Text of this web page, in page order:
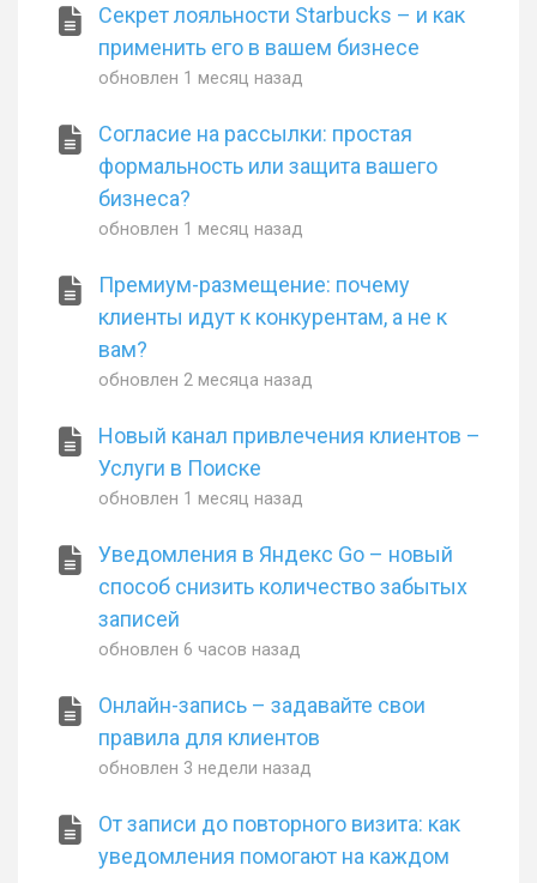
Секрет лояльности Starbucks – и как
применить его в вашем бизнесе
обновлен 1 месяц назад
Согласие на рассылки: простая
формальность или защита вашего
бизнеса?
обновлен 1 месяц назад
Премиум-размещение: почему
клиенты идут к конкурентам, а не к
вам?
обновлен2 месяца назад
Новый канал привлечения клиентов –
Услуги в Поиске
обновлен 1 месяц назад
Уведомления в Яндекс Go – новый
способ снизить количество забытых
записей
обновлен6 часов назад
Онлайн-запись – задавайте свои
правила для клиентов
обновлен 3 недели назад
От записи до повторного визита: как
уведомления помогают на каждом